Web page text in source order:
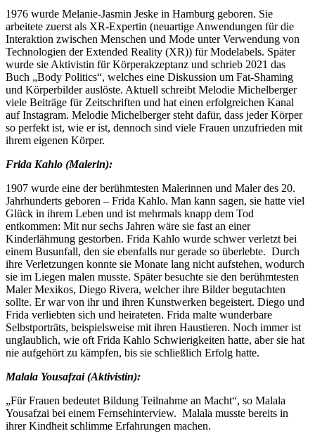
1976 wurde Melanie-Jasmin Jeske in Hamburg geboren. Sie
arbeitete zuerst als XR-Expertin (neuartige Anwendungen für die
Interaktion zwischen Menschen und Mode unter Verwendung von
Technologien der Extended Reality (XR)) für Modelabels. Später
wurde sie Aktivistin für Körperakzeptanz und schrieb 2021 das
Buch „Body Politics“, welches eine Diskussion um Fat-Shaming
und Körperbilder auslöste. Aktuell schreibt Melodie Michelberger
viele Beiträge für Zeitschriften und hat einen erfolgreichen Kanal
auf Instagram. Melodie Michelberger steht dafür, dass jeder Körper
so perfekt ist, wie er ist, dennoch sind viele Frauen unzufrieden mit
ihrem eigenen Körper.
Frida Kahlo (Malerin):
1907 wurde eine der berühmtesten Malerinnen und Maler des 20.
Jahrhunderts geboren – Frida Kahlo. Man kann sagen, sie hatte viel
Glück in ihrem Leben und ist mehrmals knapp dem Tod
entkommen: Mit nur sechs Jahren wäre sie fast an einer
Kinderlähmung gestorben. Frida Kahlo wurde schwer verletzt bei
einem Busunfall, den sie ebenfalls nur gerade so überlebte. Durch
ihre Verletzungen konnte sie Monate lang nicht aufstehen, wodurch
sie im Liegen malen musste. Später besuchte sie den berühmtesten
Maler Mexikos, Diego Rivera, welcher ihre Bilder begutachten
sollte. Er war von ihr und ihren Kunstwerken begeistert. Diego und
Frida verliebten sich und heirateten. Frida malte wunderbare
Selbstporträts, beispielsweise mit ihren Haustieren. Noch immer ist
unglaublich, wie oft Frida Kahlo Schwierigkeiten hatte, aber sie hat
nie aufgehört zu kämpfen, bis sie schließlich Erfolg hatte.
Malala Yousafzai (Aktivistin):
„Für Frauen bedeutet Bildung Teilnahme an Macht“, so Malala
Yousafzai bei einem Fernsehinterview. Malala musste bereits in
ihrer Kindheit schlimme Erfahrungen machen.